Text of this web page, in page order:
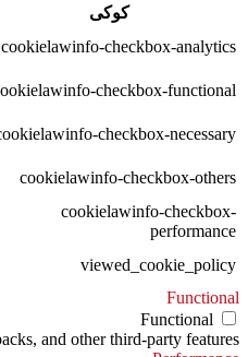
کوکی
cookielawinfo-checkbox-analytics
checkbox-functional
checkbox-necessary
cookielawinfo-checkbox-others
cookielawinfo-checkbox-
performance
viewed_cookie_policy
Functional
Functional
and other third-party features.